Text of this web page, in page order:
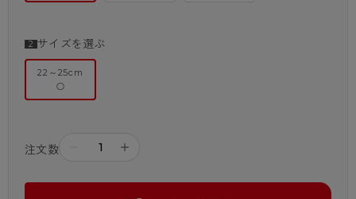
サイズを選ぶ
22～25cm
○
注文数 ＋